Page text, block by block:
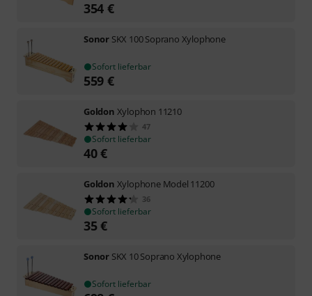
354 €
Sonor SKX 100 Soprano Xylophone
Sofort lieferbar
559 €
Goldon Xylophon 11210
47
Sofort lieferbar
40€
Goldon Xylophone Model 11200
36
Sofort lieferbar
35€
Sonor SKX 10 Soprano Xylophone
Sofort lieferbar